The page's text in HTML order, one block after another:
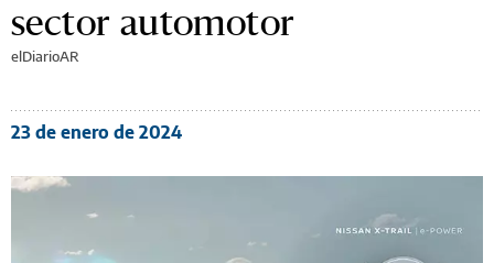
sector automotor
elDiarioAR
23 de enero de 2024